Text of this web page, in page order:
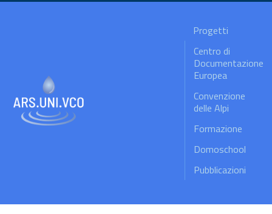
Progetti
Centro di
Documentazione
Europea
Convenzione
delle Alpi
Formazione
Domoschool
Pubblicazioni